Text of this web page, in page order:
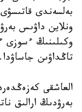
ونلاين داۋىس
وكىلىنىڭ ءسوزى
تاڭداۋىن جاساۋدا.
العاشقى
بەرۋدىڭ ارالىق